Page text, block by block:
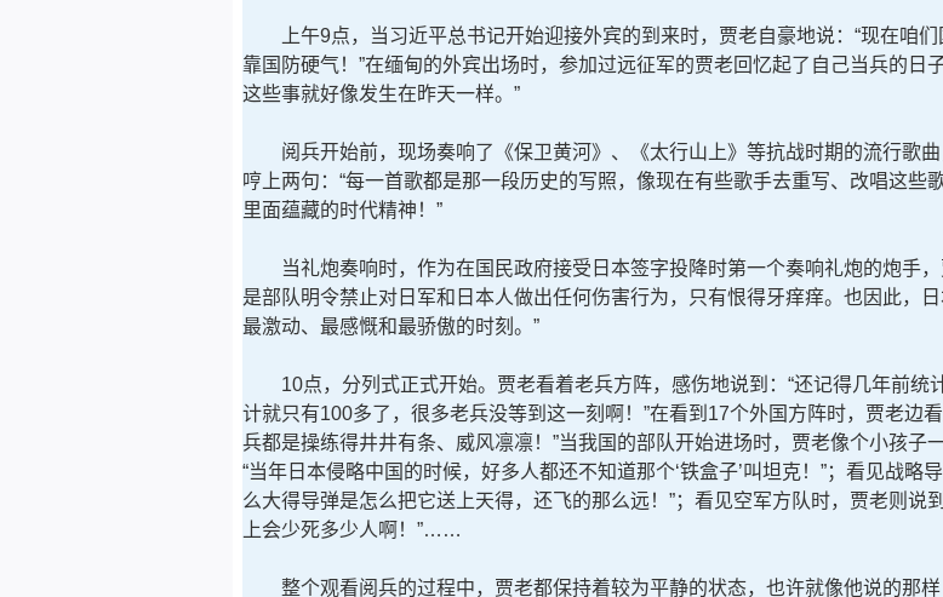
上午9点，当习近平总书记开始迎接外宾的到来时，贾老自豪地说：“现在咱们
靠国防硬气！”在缅甸的外宾出场时，参加过远征军的贾老回忆起了自己当兵的
这些事就好像发生在昨天一样。”
阅兵开始前，现场奏响了《保卫黄河》、《太行山上》等抗战时期的流行歌曲
哼上两句：“每一首歌都是那一段历史的写照，像现在有些歌手去重写、改唱这
里面蕴藏的时代精神！”
当礼炮奏响时，作为在国民政府接受日本签字投降时第一个奏响礼炮的炮手，
是部队明令禁止对日军和日本人做出任何伤害行为，只有恨得牙痒痒。也因此，
最激动、最感慨和最骄傲的时刻。”
10点，分列式正式开始。贾老看着老兵方阵，感伤地说到：“还记得几年前统
计就只有100多了，很多老兵没等到这一刻啊！”在看到17个外国方阵时，贾老边
兵都是操练得井井有条、威风凛凛！”当我国的部队开始进场时，贾老像个小孩子
“当年日本侵略中国的时候，好多人都还不知道那个‘铁盒子’叫坦克！”；看见战略
么大得导弹是怎么把它送上天得，还飞的那么远！”；看见空军方队时，贾老则说
上会少死多少人啊！”……
整个观看阅兵的过程中，贾老都保持着较为平静的状态，也许就像他说的那样